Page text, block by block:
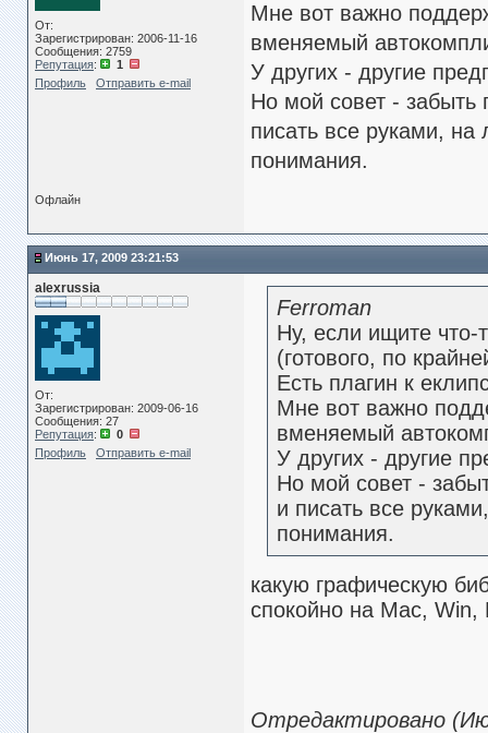
От:
Зарегистрирован: 2006-11-16
Сообщения: 2759
Репутация:
1
Профиль
Отправить e-mail
Мне вот важно
вменяемый
У других - другие
Но мой совет - забыть
писать все руками,
понимания.
Офлайн
Июнь 17, 2009 23:21:53
alexrussia
От:
Зарегистрирован: 2009-06-16
Сообщения: 27
Репутация:
0
Профиль
Отправить e-mail
Ferroman
Ну, если ищите что-
(готового, по
Есть плагин к
Мне вот важно
вменяемый
У других - другие
Но мой совет -
и писать все
понимания.
какую графическую
спокойно на Mac, Win,
Отредактировано